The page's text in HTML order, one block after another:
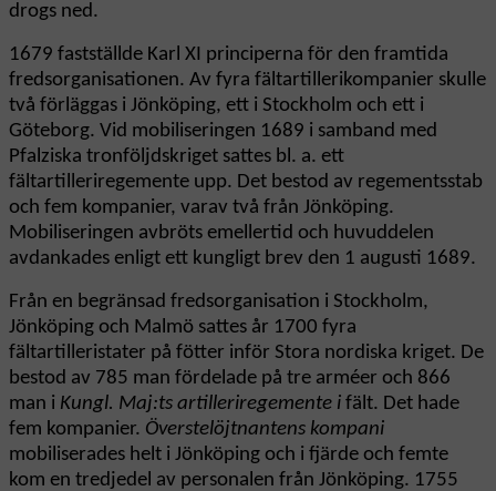
drogs ned.
1679 fastställde Karl XI principerna för den framtida
fredsorganisationen. Av fyra fältartillerikompanier skulle
två förläggas i Jönköping, ett i Stockholm och ett i
Göteborg. Vid mobiliseringen 1689 i samband med
Pfalziska tronföljdskriget sattes bl. a. ett
fältartilleriregemente upp. Det bestod av regementsstab
och fem kompanier, varav två från Jönköping.
Mobiliseringen avbröts emellertid och huvuddelen
avdankades enligt ett kungligt brev den 1 augusti 1689.
Från en begränsad fredsorganisation i Stockholm,
Jönköping och Malmö sattes år 1700 fyra
fältartilleristater på fötter inför Stora nordiska kriget. De
bestod av 785 man fördelade på tre arméer och 866
man i Kungl. Maj:ts artilleriregemente i fält. Det hade
fem kompanier. Överstelöjtnantens kompani
mobiliserades helt i Jönköping och i fjärde och femte
kom en tredjedel av personalen från Jönköping. 1755